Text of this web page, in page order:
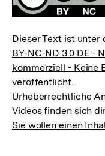
Dieser Text ist unter
BY-NC-ND 3.0 DE -
kommerziell - Keine
veröffentlicht.
Urheberrechtliche
Videos finden sich
Sie wollen einen